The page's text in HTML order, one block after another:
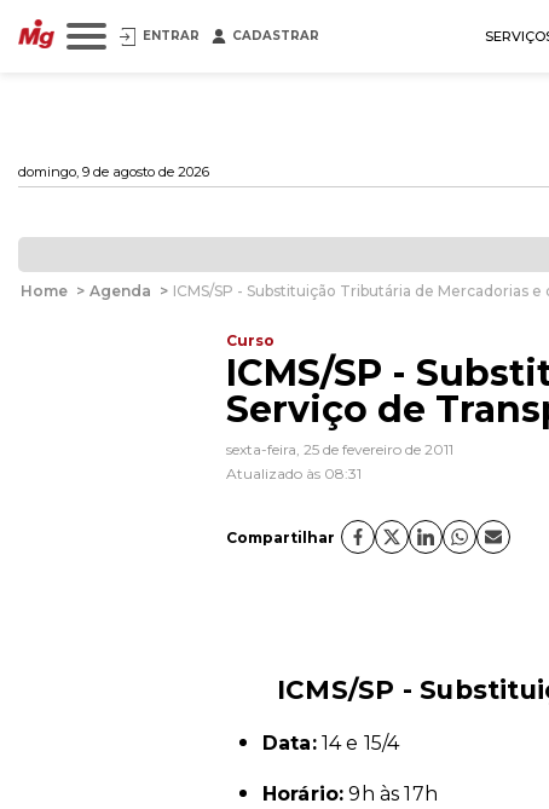
ENTRAR CADASTRAR
domingo, 9 de agosto de 2026
Home > Agenda > ICMS/SP - Substituição Tributária de Mercadorias
Curso
ICMS/SP -
Serviço de
sexta-feira, 25 de fevereiro de 2011
Atualizado às 08:31
Compartilhar
ICMS/SP -
Data:14 e 15/4
Horário: 9h às 17h